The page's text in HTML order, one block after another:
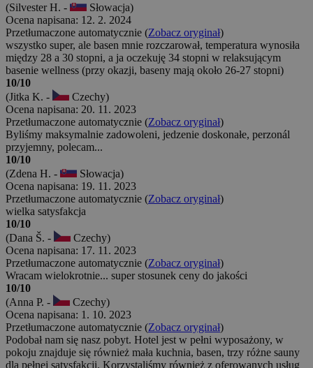
(Silvester H. -
Słowacja)
Ocena napisana: 12. 2. 2024
Przetłumaczone automatycznie (Zobacz oryginał)
wszystko super, ale basen mnie rozczarował, temperatura wynosiła
między 28 a 30 stopni, a ja oczekuję 34 stopni w relaksującym
basenie wellness (przy okazji, baseny mają około 26-27 stopni)
10/10
(Jitka K. -
Czechy)
Ocena napisana: 20. 11. 2023
Przetłumaczone automatycznie (Zobacz oryginał)
Byliśmy maksymalnie zadowoleni, jedzenie doskonałe, perzonál
przyjemny, polecam...
10/10
(Zdena H. -
Słowacja)
Ocena napisana: 19. 11. 2023
Przetłumaczone automatycznie (Zobacz oryginał)
wielka satysfakcja
10/10
(Dana Š. -
Czechy)
Ocena napisana: 17. 11. 2023
Przetłumaczone automatycznie (Zobacz oryginał)
Wracam wielokrotnie... super stosunek ceny do jakości
10/10
(Anna P. -
Czechy)
Ocena napisana: 1. 10. 2023
Przetłumaczone automatycznie (Zobacz oryginał)
Podobał nam się nasz pobyt. Hotel jest w pełni wyposażony, w
pokoju znajduje się również mała kuchnia, basen, trzy różne sauny
dla pełnej satysfakcji. Korzystaliśmy również z oferowanych usług